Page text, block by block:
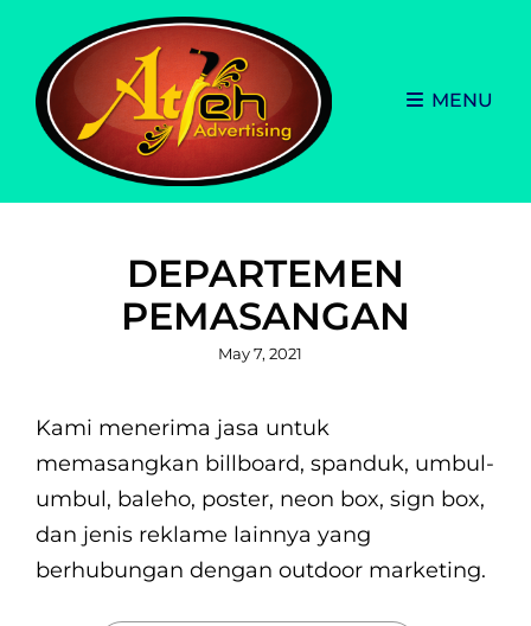
MENU
DEPARTEMEN
PEMASANGAN
Posted
May 7, 2021
Kami menerima jasa untuk
memasangkan billboard, spanduk, umbul-
umbul, baleho, poster, neon box, sign box,
dan jenis reklame lainnya yang
berhubungan dengan outdoor marketing.